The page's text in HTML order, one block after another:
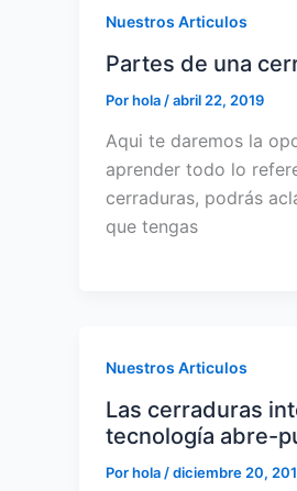
Nuestros Articulos
Partes de una
Porhola /abril 22, 2019
Aqui te daremos la
aprender todo lo
cerraduras, podrás
que tengas
Nuestros Articulos
Las cerraduras
tecnología abre-
Porhola /diciembre 20,